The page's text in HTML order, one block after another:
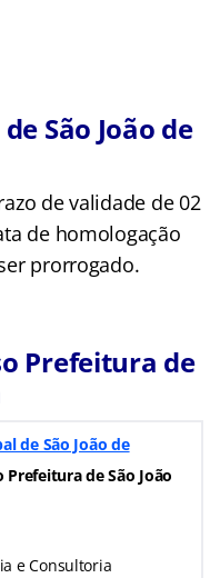
São João de
de validade de 02
de homologação
prorrogado.
Prefeitura de
de São João de
Prefeitura de São João
e Consultoria